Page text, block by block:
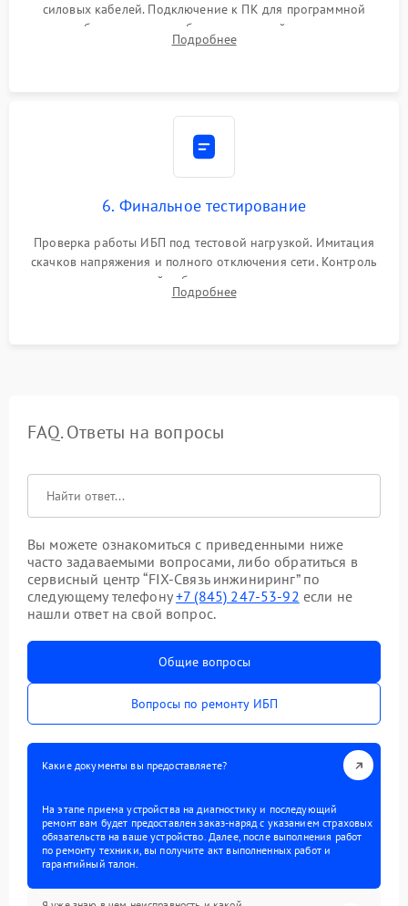
силовых кабелей. Подключение к ПК для программной
калибровки констант батареи, настройки порогов
срабатывания AVR и сброса счетчиков старения АКБ.
Подробнее
6. Финальное тестирование
Проверка работы ИБП под тестовой нагрузкой. Имитация
скачков напряжения и полного отключения сети. Контроль
времени автономной работы, температурного режима и
корректности формы выходного сигнала.
Подробнее
FAQ. Ответы на вопросы
Вы можете ознакомиться с приведенными ниже
часто задаваемыми вопросами, либо обратиться в
сервисный центр “FIX-Связь инжиниринг” по
следующему телефону+7 (845) 247-53-92 если не
нашли ответ на свой вопрос.
Общие вопросы
Вопросы по ремонту ИБП
Какие документы вы предоставляете?
На этапе приема устройства на диагностику и последующий
ремонт вам будет предоставлен заказ-наряд с указанием страховых
обязательств на ваше устройство. Далее, после выполнения работ
по ремонту техники, вы получите акт выполненных работ и
гарантийный талон.